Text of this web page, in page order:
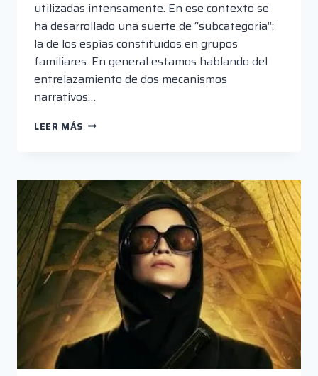
utilizadas intensamente. En ese contexto se
ha desarrollado una suerte de “subcategoria”;
la de los espías constituidos en grupos
familiares. En general estamos hablando del
entrelazamiento de dos mecanismos
narrativos…
LEER MÁS UNFAMILIAR;